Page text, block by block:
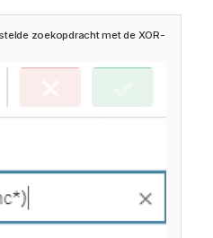
zoekopdracht met de XOR-